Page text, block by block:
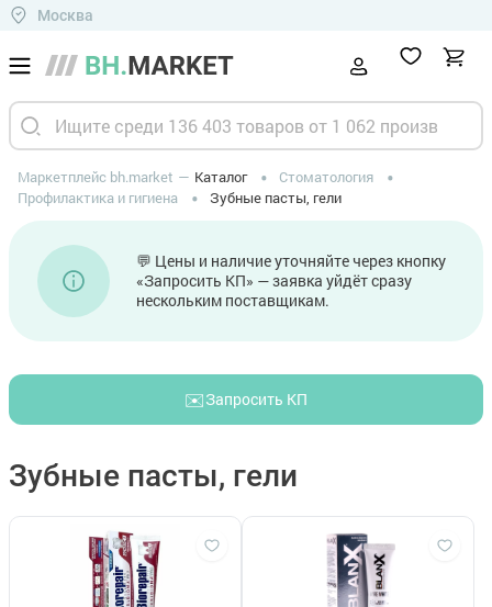
Москва
Маркетплейс bh.market Каталог
Стоматология
Профилактика и гигиена
Зубные пасты, гели
💬 Цены и наличие уточняйте через кнопку
«Запросить КП» — заявка уйдёт сразу
нескольким поставщикам.
✉️Запросить КП
Зубные пасты, гели